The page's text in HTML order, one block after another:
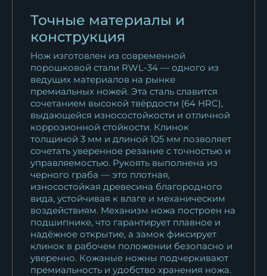
Точные материалы и
конструкция
Нож изготовлен из современной
порошковой стали RWL-34 — одного из
ведущих материалов на рынке
премиальных ножей. Эта сталь славится
сочетанием высокой твёрдости (64 HRC),
выдающейся износостойкости и отличной
коррозионной стойкости. Клинок
толщиной 3 мм и длиной 105 мм позволяет
сочетать уверенное резание с точностью и
управляемостью. Рукоять выполнена из
черного граба — это плотная,
износостойкая древесина благородного
вида, устойчивая к влаге и механическим
воздействиям. Механизм ножа построен на
подшипнике, что гарантирует плавное и
надёжное открытие, а замок фиксирует
клинок в рабочем положении безопасно и
уверенно. Кожаные ножны подчеркивают
премиальность и удобство хранения ножа.